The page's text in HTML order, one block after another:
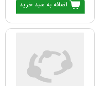
اضافه به سبد خرید